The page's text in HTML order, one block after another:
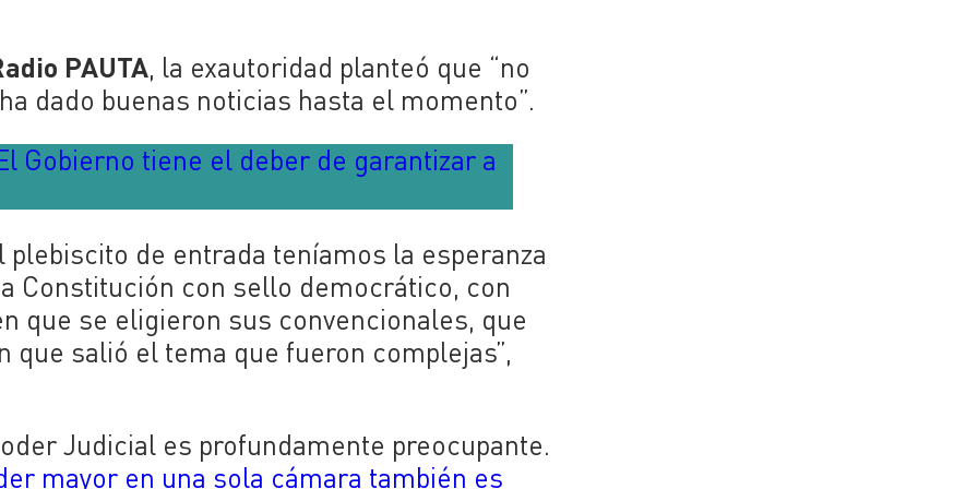
PAUTA, la exautoridad planteó que “no
dado buenas noticias hasta el momento”.
Gobierno tiene el deber de garantizar a
de entrada teníamos la esperanza
Constitución con sello democrático, con
que se eligieron sus convencionales, que
salió el tema que fueron complejas”,
Judicial es profundamente preocupante.
mayor en una sola cámara también es